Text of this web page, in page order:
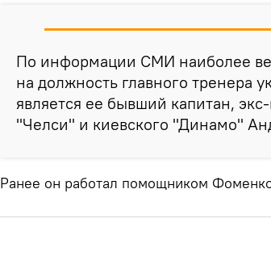
По информации СМИ наиболее
на должность главного тренера
является ее бывший капитан,
"Челси" и киевского "Динамо"
Ранее он работал помощником